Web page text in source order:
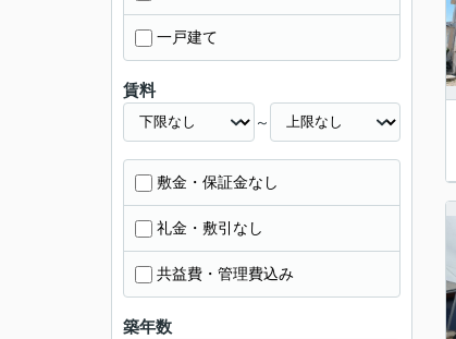
一戸建て
賃料
～
敷金・保証金なし
礼金・敷引なし
共益費・管理費込み
築年数